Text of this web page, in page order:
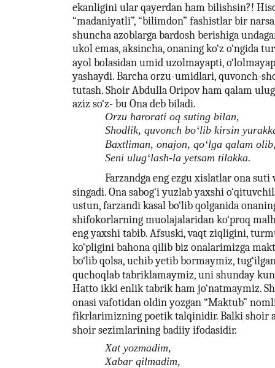
ekanligini ular qayerdan ham bilishsin?!
“madaniyatli”, “bilimdon” fashistlar bir
shuncha azoblarga bardosh berishiga
ukol emas, aksincha, onaning ko‘z o‘ngida
ayol bolasidan umid uzolmayapti,
yashaydi. Barcha orzu-umidlari, quvonch-
tutash. Shoir Abdulla Oripov ham qalam
aziz so‘z- bu Ona deb biladi.
Orzu harorati oq suting bilan,
Shodlik, quvonch bo‘lib kirsin
Baxtliman, onajon, qo‘lga qalam
Seni ulug‘lash-la yetsam tilakka.
Farzandga eng ezgu xislatlar ona
singadi. Ona sabog‘i yuzlab yaxshi
ustun, farzandi kasal bo‘lib qolganida
shifokorlarning muolajalaridan ko‘proq
eng yaxshi tabib. Afsuski, vaqt ziqligini,
ko‘pligini bahona qilib biz onalarimizga
bo‘lib qolsa, uchib yetib bormaymiz,
quchoqlab tabriklamaymiz, uni shunday
Hatto ikki enlik tabrik ham jo‘natmaymiz.
onasi vafotidan oldin yozgan “Maktub”
fikrlarimizning poetik talqinidir. Balki shoir
shoir sezimlarining badiiy ifodasidir.
Xat yozmadim,
Xabar qilmadim,